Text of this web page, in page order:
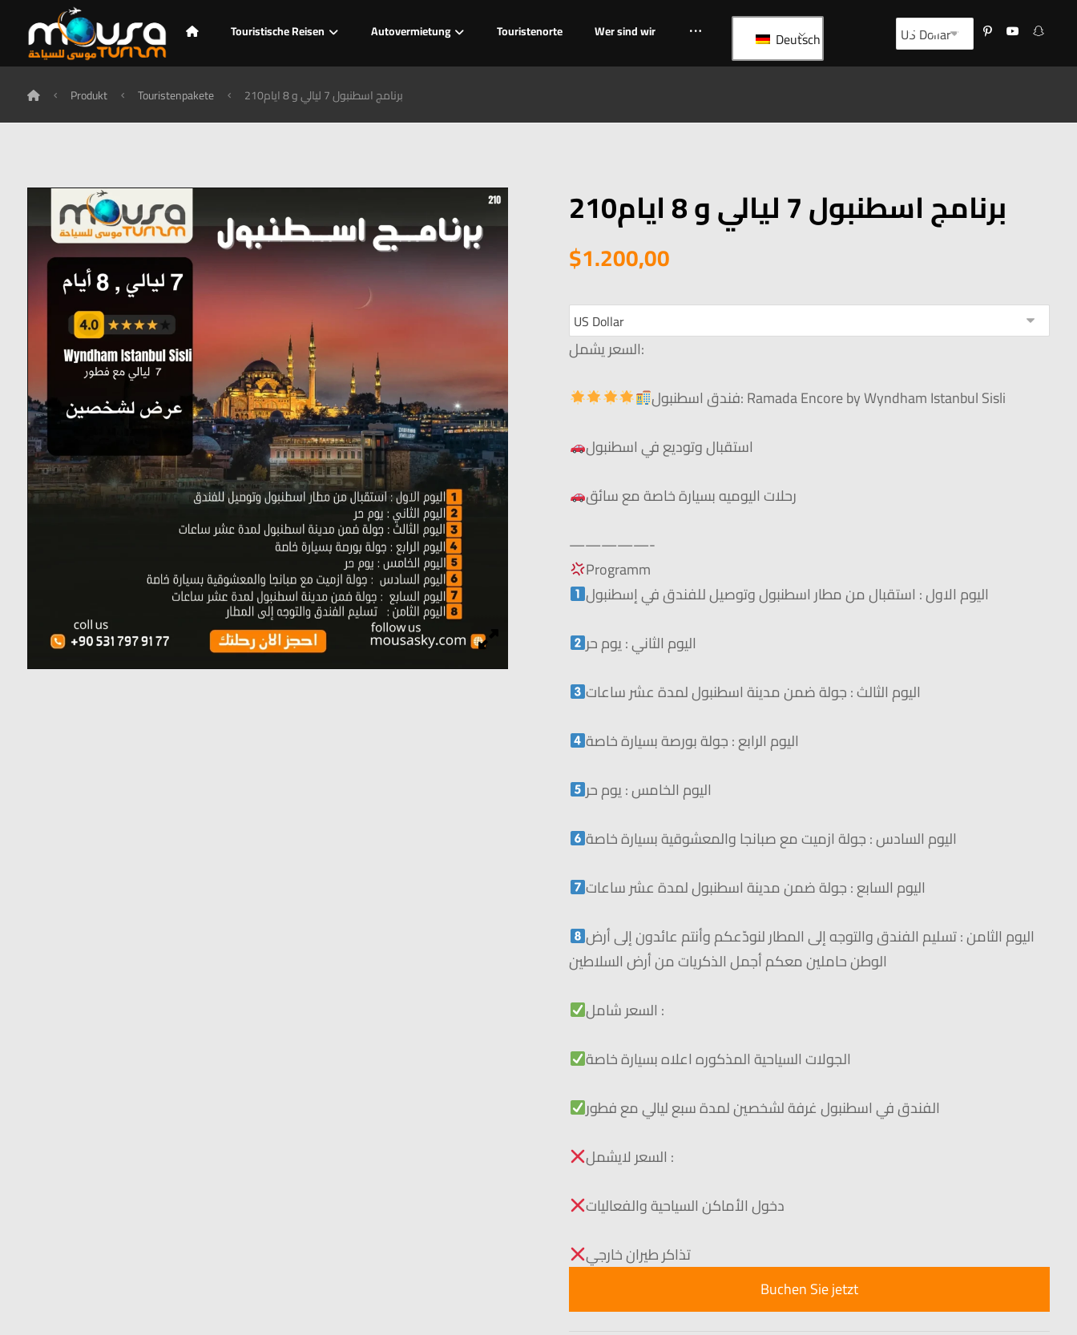
Touristische Reisen Autovermietung Touristenorte Wer sind wir Deutsch
Produkt Touristenpakete 210برنامج اسطنبول 7 ليالي و 8 ايام
210برنامج اسطنبول 7 ليالي و 8 ايام
$1.200,00
السعر يشمل:
فندق اسطنبول: Ramada Encore by Wyndham Istanbul Sisli
استقبال وتوديع في اسطنبول
رحلات اليوميه بسيارة خاصة مع سائق
—————-
Programm
اليوم الاول : استقبال من مطار اسطنبول وتوصيل للفندق في إسطنبول
اليوم الثاني : يوم حر
اليوم الثالث : جولة ضمن مدينة اسطنبول لمدة عشر ساعات
اليوم الرابع : جولة بورصة بسيارة خاصة
اليوم الخامس : يوم حر
اليوم السادس : جولة ازميت مع صبانجا والمعشوقية بسيارة خاصة
اليوم السابع : جولة ضمن مدينة اسطنبول لمدة عشر ساعات
اليوم الثامن : تسليم الفندق والتوجه إلى المطار لنودّعكم وأنتم عائدون إلى أرض
الوطن حاملين معكم أجمل الذكريات من أرض السلاطين
السعر شامل :
الجولات السياحية المذكوره اعلاه بسيارة خاصة
الفندق في اسطنبول غرفة لشخصين لمدة سبع ليالي مع فطور
السعر لايشمل :
دخول الأماكن السياحية والفعاليات
تذاكر طيران خارجي
Buchen Sie jetzt